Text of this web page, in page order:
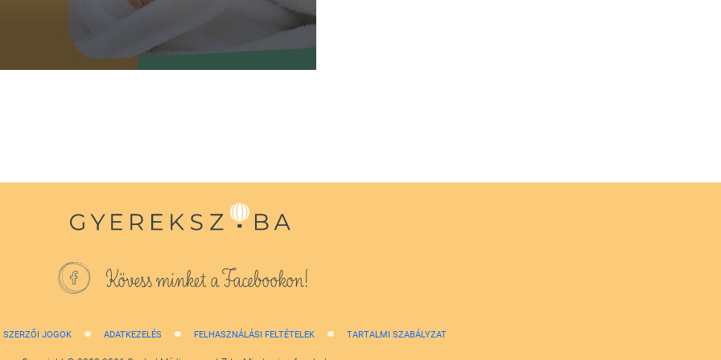
Kövess minket a Facebookon!
SZERZŐI JOGOK ADATKEZELÉS FELHASZNÁLÁSI FELTÉTELEK TARTALMI SZABÁLYZAT